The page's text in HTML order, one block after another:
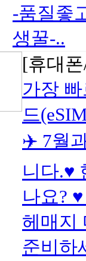
-품질좋
생꿀-..
[휴대
가장
드
✈️ 7월
니다.♥
나요?
헤매지
준비하